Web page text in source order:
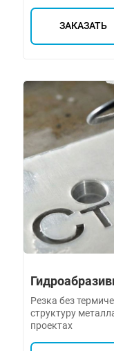
ЗАКАЗАТЬ
Резка без
структуру
проектах